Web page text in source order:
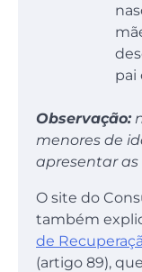
pai
Observação:
menores de
apresentar as
O site do
também
de
(artigo 89),